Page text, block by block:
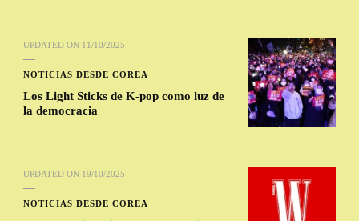
UPDATED ON 11/10/2025
NOTICIAS DESDE COREA
Los Light Sticks de K-pop como luz de
la democracia
UPDATED ON 19/10/2025
NOTICIAS DESDE COREA